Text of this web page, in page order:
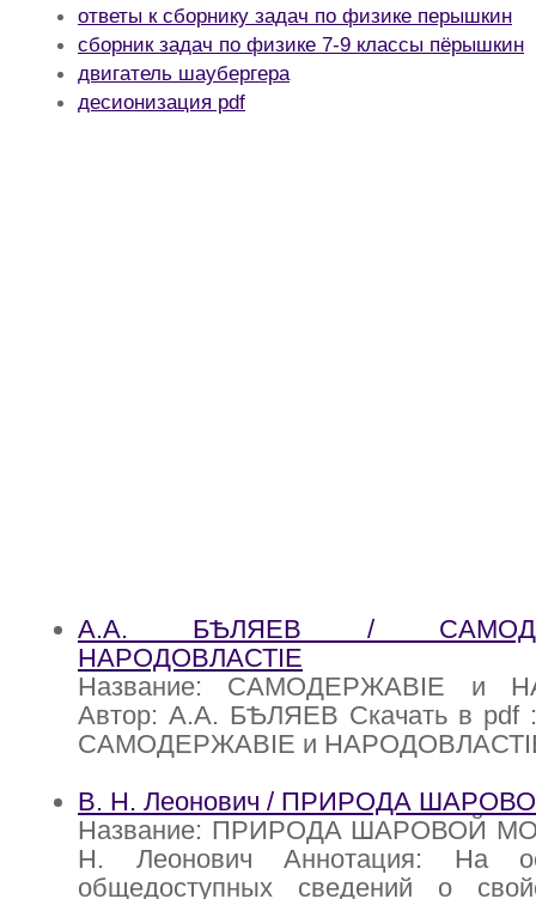
ответы к сборнику задач по физике перышкин
сборник задач по физике 7-9 классы пёрышкин
двигатель шаубергера
десионизация pdf
А.А. БѢЛЯЕВ /
НАРОДОВЛАСТIЕ
Название: САМОДЕРЖАВIЕ и
Автор: А.А. БѢЛЯЕВ Скачать в
САМОДЕРЖАВIЕ и
В. Н. Леонович / ПРИРОДА
Название: ПРИРОДА ШАРОВОЙ
Н. Леонович Аннотация: На
общедоступных сведений о